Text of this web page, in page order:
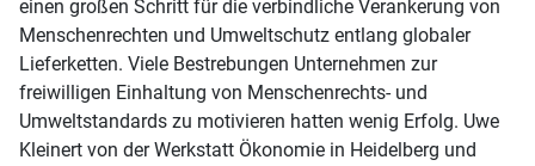
einen großen Schritt für die verbindliche Verankerung von
Menschenrechten und Umweltschutz entlang globaler
Lieferketten. Viele Bestrebungen Unternehmen zur
freiwilligen Einhaltung von Menschenrechts- und
Umweltstandards zu motivieren hatten wenig Erfolg. Uwe
Kleinert von der Werkstatt Ökonomie in Heidelberg und